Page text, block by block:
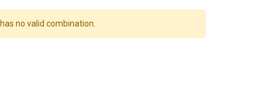
no valid combination.